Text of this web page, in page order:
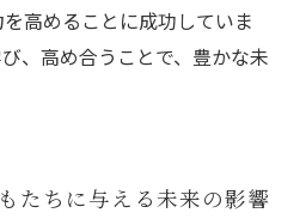
高めることに成功していま
、高め合うことで、豊かな未
たちに与える未来の影響